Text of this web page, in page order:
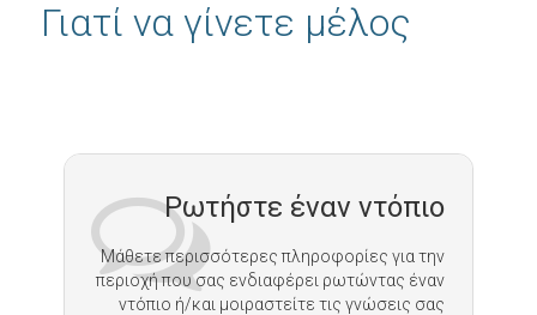
Γιατί να γίνετε μέλος
Ρωτήστε έναν ντόπιο
Μάθετε περισσότερες πληροφορίες για την
περιοχή που σας ενδιαφέρει ρωτώντας έναν
ντόπιο ή/και μοιραστείτε τις γνώσεις σας